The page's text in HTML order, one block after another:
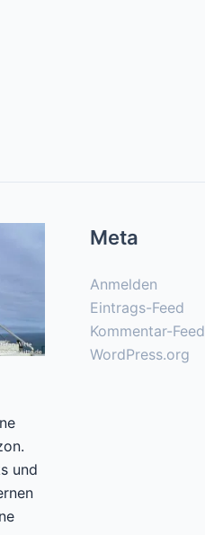
und
Meta
Anmelden
Eintrags-Feed
Kommentar-Feed
WordPress.org